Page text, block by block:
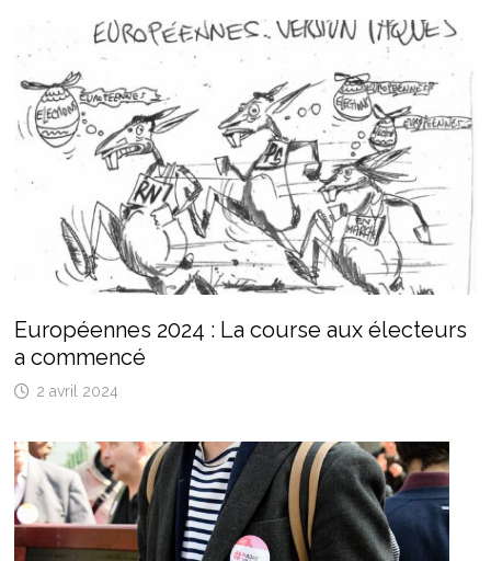
Européennes 2024 : La course aux électeurs
a commencé
2 avril 2024